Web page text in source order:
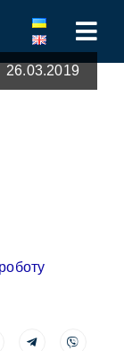
26.03.2019